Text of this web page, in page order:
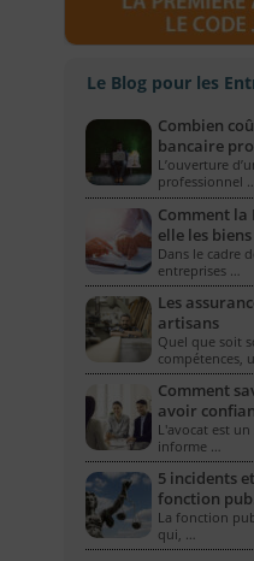
Le Blog pour les
Combien
bancaire
L’ouverture
professionnel
Comment la
elle les
Dans le cadre
entreprises …
Les
artisans
Quel que soit
compétences,
Comment
avoir
L'avocat est
informe …
5 incidents
fonction
La fonction
qui, …